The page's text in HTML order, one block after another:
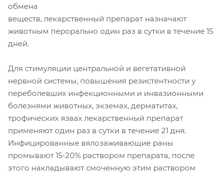
обмена
веществ, лекарственный препарат назначают
животным перорально один раз в сутки в течение 15
дней.
Для стимуляции центральной и вегетативной
нервной системы, повышения резистентности у
переболевших инфекционными и инвазионными
болезнями животных, экземах, дерматитах,
трофических язвах лекарственный препарат
применяют один раз в сутки в течение 21 дня.
Инфицированные вялозаживающие раны
промывают 15-20% раствором препарата, после
этого накладывают смоченную этим раствором